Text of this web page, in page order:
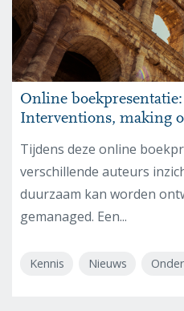
Online
Interventions, making
Tijdens deze online
verschillende auteurs
duurzaam kan worden
gemanaged. Een...
Kennis Nieuws